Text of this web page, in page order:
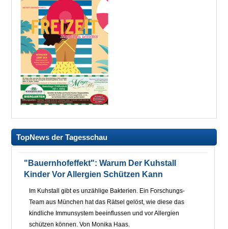
TopNews der Tagesschau
"Bauernhofeffekt": Warum Der Kuhstall
Kinder Vor Allergien Schützen Kann
Im Kuhstall gibt es unzählige Bakterien. Ein Forschungs-
Team aus München hat das Rätsel gelöst, wie diese das
kindliche Immunsystem beeinflussen und vor Allergien
schützen können. Von Monika Haas.